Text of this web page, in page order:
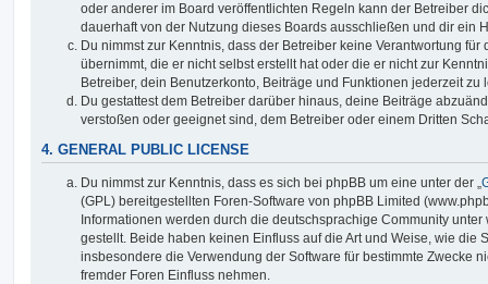
oder anderer im Board veröffentlichten Regeln kann der Betreiber
dauerhaft von der Nutzung dieses Boards ausschließen und dir ein
Du nimmst zur Kenntnis, dass der Betreiber keine Verantwortung für
übernimmt, die er nicht selbst erstellt hat oder die er nicht zur
Betreiber, dein Benutzerkonto, Beiträge und Funktionen jederzeit zu
Du gestattest dem Betreiber darüber hinaus, deine Beiträge
verstoßen oder geeignet sind, dem Betreiber oder einem Dritten
4. GENERAL PUBLIC LICENSE
Du nimmst zur Kenntnis, dass es sich bei phpBB um eine unter der „
(GPL) bereitgestellten Foren-Software von phpBB Limited
Informationen werden durch die deutschsprachige Community unter
gestellt. Beide haben keinen Einfluss auf die Art und Weise, wie die
insbesondere die Verwendung der Software für bestimmte Zwecke
fremder Foren Einfluss nehmen.